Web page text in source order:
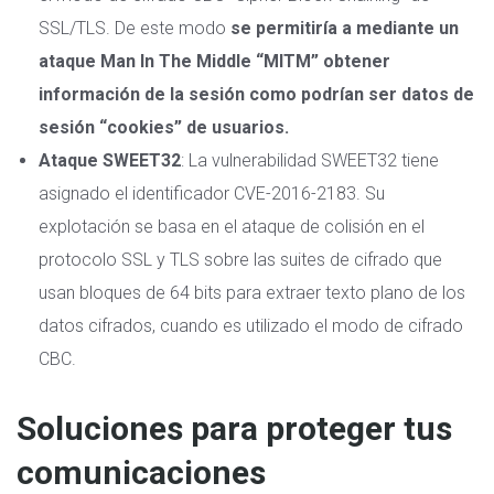
SSL/TLS. De este modo se permitiría a mediante un
ataque Man In The Middle “MITM” obtener
información de la sesión como podrían ser datos de
sesión “cookies” de usuarios.
Ataque SWEET32: La vulnerabilidad SWEET32 tiene
asignado el identificador CVE-2016-2183. Su
explotación se basa en el ataque de colisión en el
protocolo SSL y TLS sobre las suites de cifrado que
usan bloques de 64 bits para extraer texto plano de los
datos cifrados, cuando es utilizado el modo de cifrado
CBC.
Soluciones para proteger tus
comunicaciones